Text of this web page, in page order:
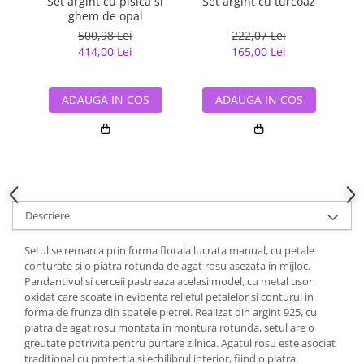
ghem de opal
500,98 Lei
414,00 Lei
ADAUGA IN COS
222,07 Lei
165,00 Lei
ADAUGA IN COS
Descriere
Setul se remarca prin forma florala lucrata manual, cu petale
conturate si o piatra rotunda de agat rosu asezata in mijloc.
Pandantivul si cerceii pastreaza acelasi model, cu metal usor
oxidat care scoate in evidenta relieful petalelor si conturul in
forma de frunza din spatele pietrei. Realizat din argint 925, cu
piatra de agat rosu montata in montura rotunda, setul are o
greutate potrivita pentru purtare zilnica. Agatul rosu este asociat
traditional cu protectia si echilibrul interior, fiind o piatra